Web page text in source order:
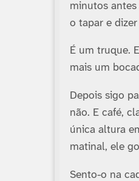
minutos
o tapar e
É um truque.
mais um
Depois sigo
não. E café,
única altura
matinal, ele
Sento-o na